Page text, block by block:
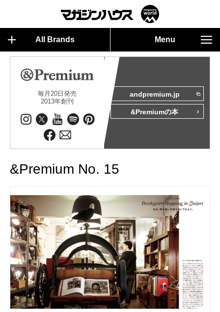
All Brands Menu
毎月20日発売
2013年創刊
andpremium.jp
&Premiumの本
&Premium No. 15